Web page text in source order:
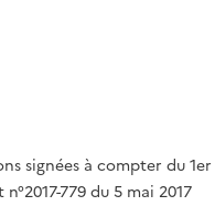
signées à compter du 1er
779 du 5 mai 2017